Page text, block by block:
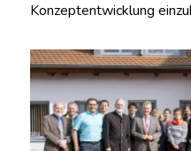
Konzeptentwicklung